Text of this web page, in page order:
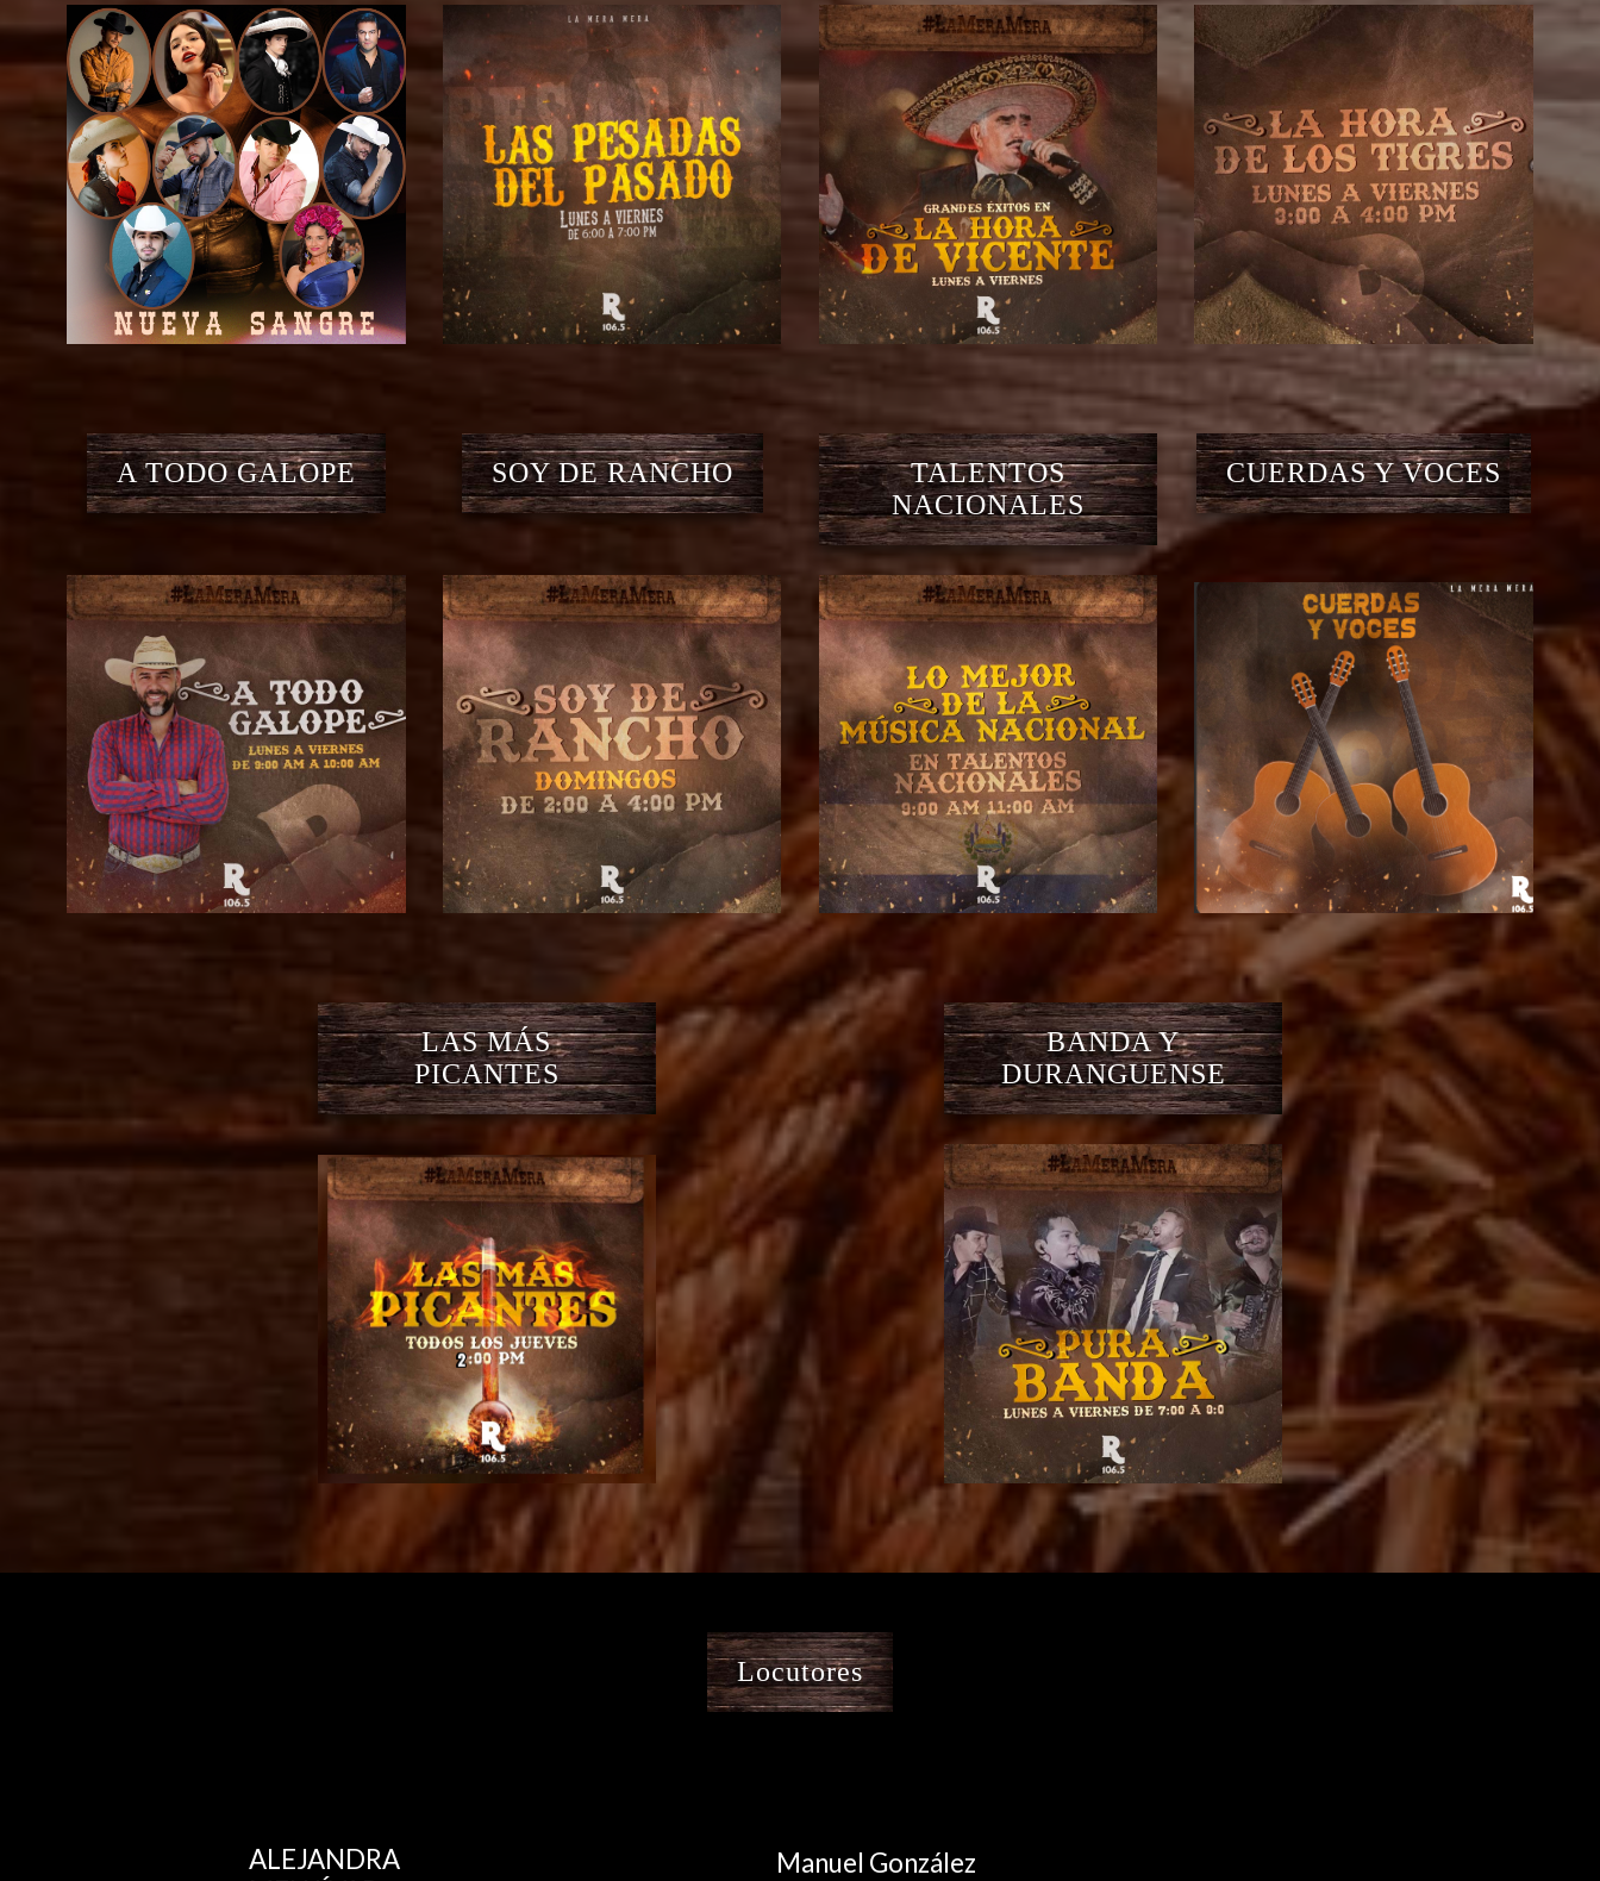
A TODO GALOPE SOY DE RANCHO
TALENTOS
NACIONALES
CUERDAS Y VOCES
LAS MÁS
PICANTES
BANDA Y
DURANGUENSE
Locutores
ALEJANDRA
Manuel González